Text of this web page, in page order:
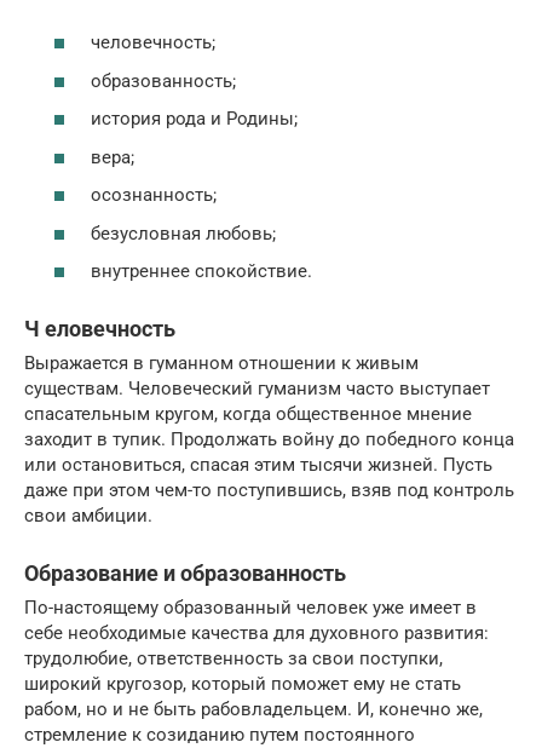
человечность;
образованность;
история рода и Родины;
вера;
осознанность;
безусловная любовь;
внутреннее спокойствие.
Ч еловечность
Выражается в гуманном отношении к живым
существам. Человеческий гуманизм часто выступает
спасательным кругом, когда общественное мнение
заходит в тупик. Продолжать войну до победного конца
или остановиться, спасая этим тысячи жизней. Пусть
даже при этом чем-то поступившись, взяв под контроль
свои амбиции.
Образование и образованность
По-настоящему образованный человек уже имеет в
себе необходимые качества для духовного развития:
трудолюбие, ответственность за свои поступки,
широкий кругозор, который поможет ему не стать
рабом, но и не быть рабовладельцем. И, конечно же,
стремление к созиданию путем постоянного